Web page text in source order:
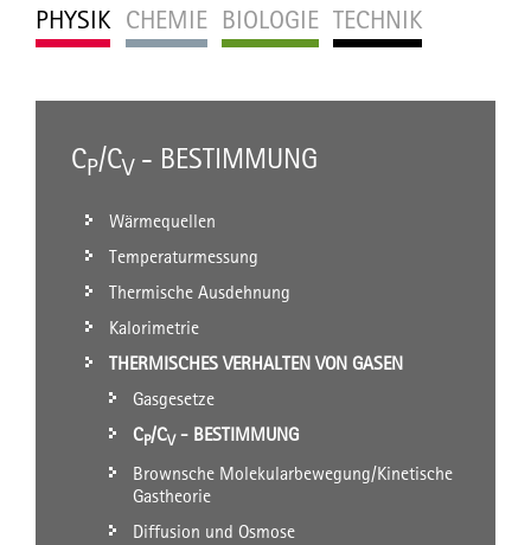
PHYSIK CHEMIE BIOLOGIE TECHNIK
CP/CV- BESTIMMUNG
Wärmequellen
Temperaturmessung
Thermische Ausdehnung
Kalorimetrie
THERMISCHES VERHALTEN VON GASEN
Gasgesetze
CP/CV- BESTIMMUNG
Brownsche Molekularbewegung/Kinetische
Gastheorie
Diffusion und Osmose